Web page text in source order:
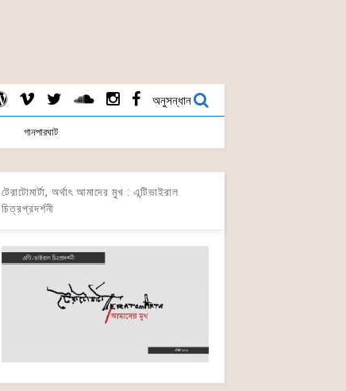
অনুসন্ধান
গানপারঘাট
টেরাটোমার্টা, অর্থাৎ আমাদের মুখ : এন্টিভাইরাল
চিত্রপ্রদর্শনী